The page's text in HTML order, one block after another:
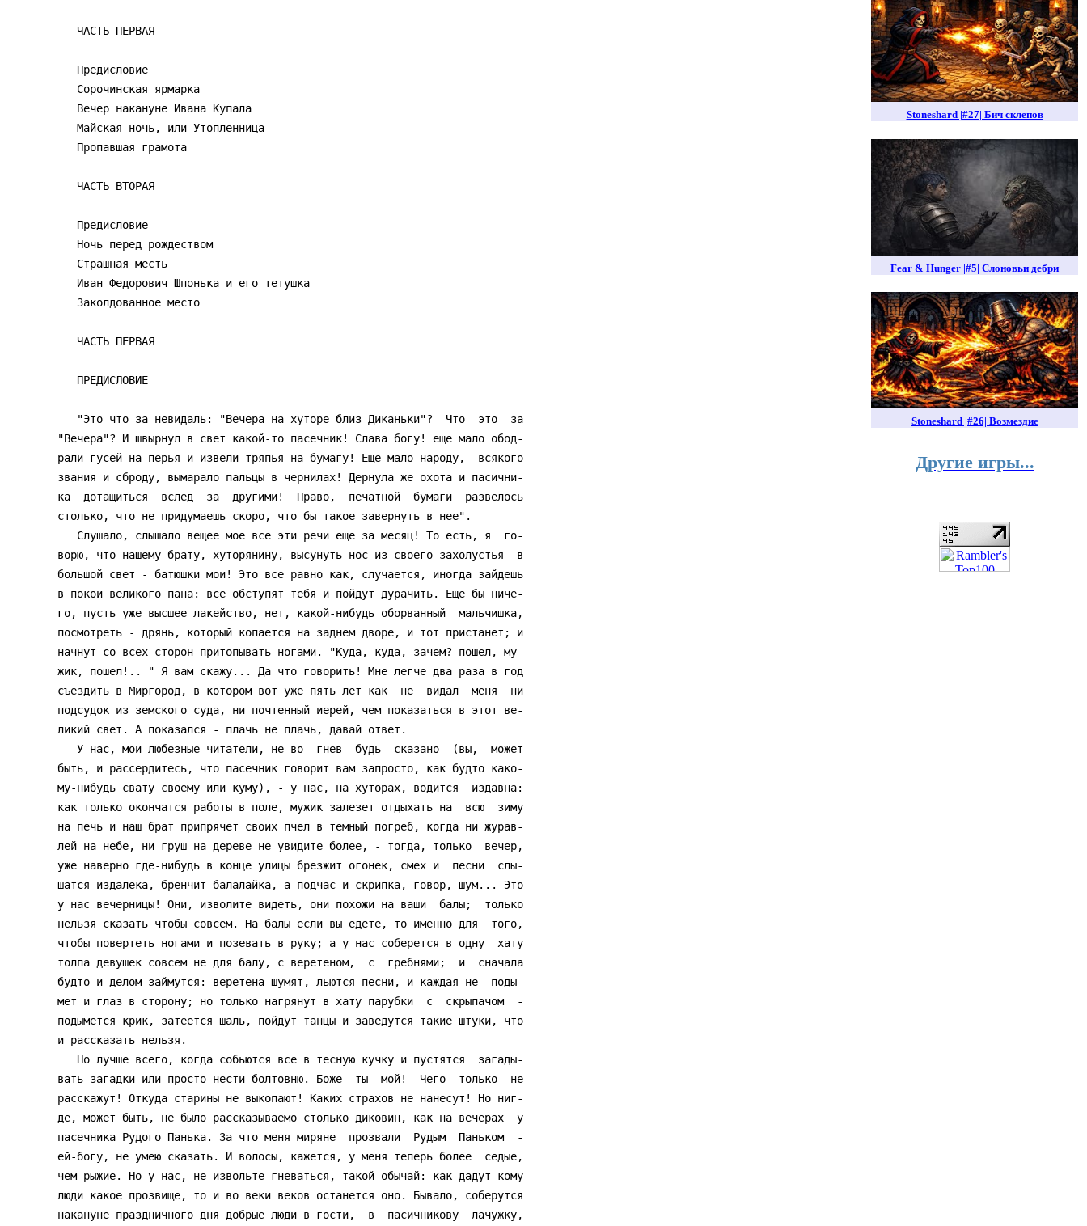
Stoneshard |#27| Бич склепов
Fear & Hunger |#5| Слоновьи дебри
Stoneshard |#26| Возмездие
Другие игры...